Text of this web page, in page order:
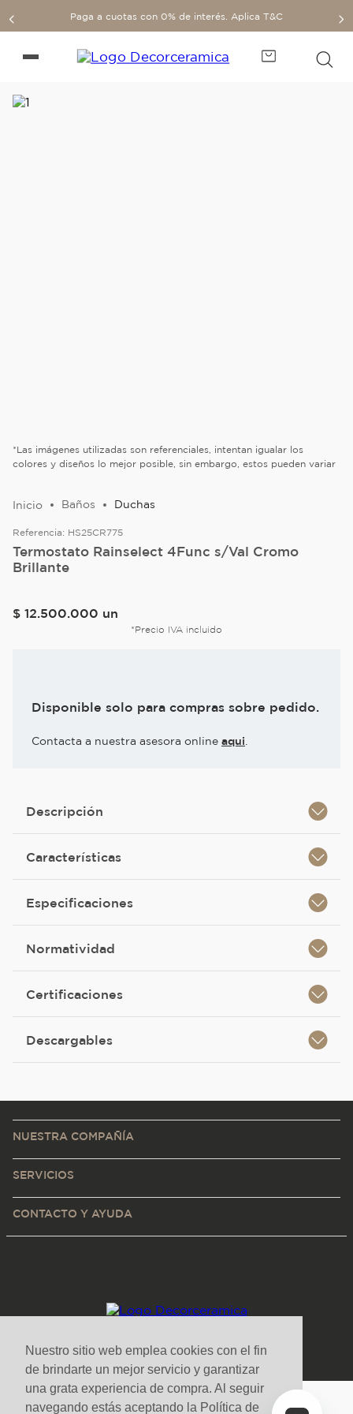
Nuestro sitio web emplea cookies con el fin
de brindarte un mejor servicio y garantizar
una grata experiencia de compra. Al seguir
navegando estás aceptando la Política de
Paga a cuotas con 0% de interés. Aplica T&C
*Las imágenes utilizadas son referenciales, intentan igualar los
colores y diseños lo mejor posible, sin embargo, estos pueden variar
Baños Duchas
Referencia: HS25CR775
Termostato Rainselect 4Func s/Val Cromo
Brillante
$ 12.500.000 un
*Precio IVA incluido
Disponible solo para compras sobre pedido.
Contacta a nuestra asesora online aqui
Descripción
Características
Especificaciones
Normatividad
Certificaciones
Descargables
NUESTRA COMPAÑÍA
SERVICIOS
CONTACTO Y AYUDA